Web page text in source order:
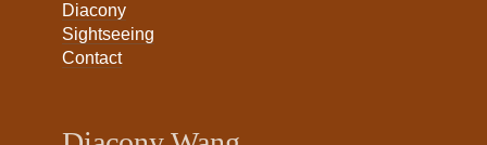
Diacony
Sightseeing
Contact